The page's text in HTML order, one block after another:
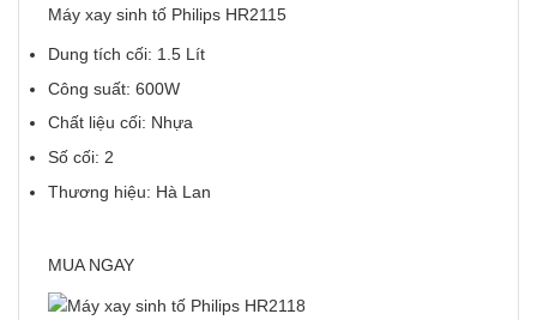
Máy xay sinh tố Philips HR2115
Dung tích cối: 1.5 Lít
Công suất: 600W
Chất liệu cối: Nhựa
Số cối: 2
Thương hiệu: Hà Lan
MUA NGAY